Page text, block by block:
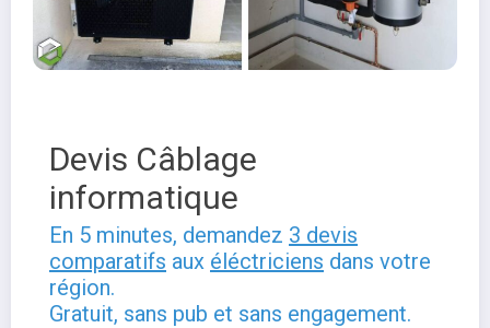
Devis Câblage
informatique
En 5 minutes, demandez 3 devis
comparatifs aux éléctriciens dans votre
région.
Gratuit, sans pub et sans engagement.